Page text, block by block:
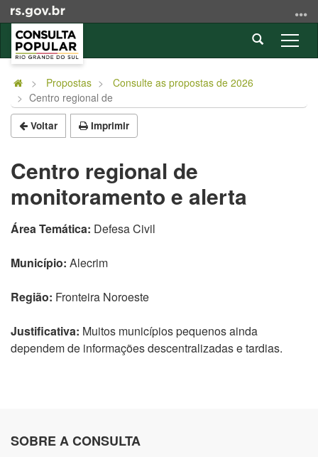
para
conteúdo
para
menu
para
busca
a
Abrir
a
Início
conteúdo
Propostas
Consulte as propostas de 2026
Centro regional de
Voltar Imprimir
Centro regional de
monitoramento e alerta
Área Temática: Defesa Civil
Município: Alecrim
Região: Fronteira Noroeste
Justificativa: Muitos municípios pequenos ainda
dependem de informações descentralizadas e tardias.
SOBRE A CONSULTA